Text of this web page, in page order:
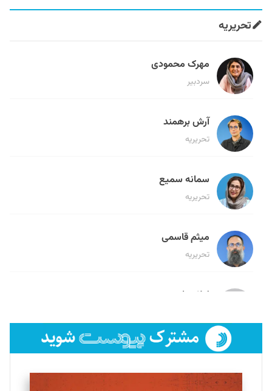
تحریریه
مهرک محمودی
سردبیر
آرش برهمند
تحریریه
سمانه سمیع
تحریریه
میثم قاسمی
تحریریه
لیلا حنارود
فائزه فتحی رستمی
تحریریه